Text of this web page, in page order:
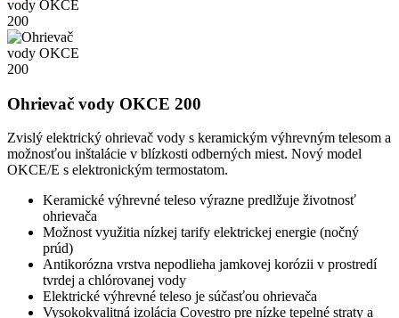
Ohrievač vody OKCE 200
Zvislý elektrický ohrievač vody s keramickým výhrevným telesom a
možnosťou inštalácie v blízkosti odberných miest. Nový model
OKCE/E s elektronickým termostatom.
Keramické výhrevné teleso výrazne predlžuje životnosť
ohrievača
Možnost využitia nízkej tarify elektrickej energie (nočný
prúd)
Antikorózna vrstva nepodlieha jamkovej korózii v prostredí
tvrdej a chlórovanej vody
Elektrické výhrevné teleso je súčasťou ohrievača
Vysokokvalitná izolácia Covestro pre nízke tepelné straty a